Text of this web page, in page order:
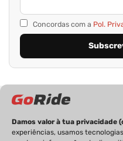
Damos valor à tua privacidade
experiências, usamos
Concordas com a Pol.